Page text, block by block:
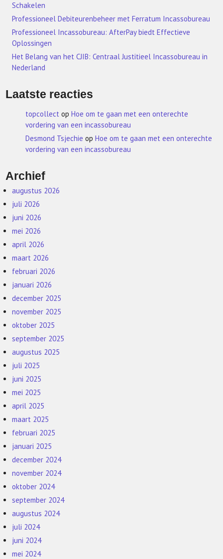
Schakelen
Professioneel Debiteurenbeheer met Ferratum Incassobureau
Professioneel Incassobureau: AfterPay biedt Effectieve
Oplossingen
Het Belang van het CJIB: Centraal Justitieel Incassobureau in
Nederland
Laatste reacties
topcollect opHoe om te gaan met een onterechte
vordering van een incassobureau
Desmond Tsjechie opHoe om te gaan met een onterechte
vordering van een incassobureau
Archief
augustus 2026
juli 2026
juni 2026
mei 2026
april 2026
maart 2026
februari 2026
januari 2026
december 2025
november 2025
oktober 2025
september 2025
augustus 2025
juli 2025
juni 2025
mei 2025
april 2025
maart 2025
februari 2025
januari 2025
december 2024
november 2024
oktober 2024
september 2024
augustus 2024
juli 2024
juni 2024
mei 2024